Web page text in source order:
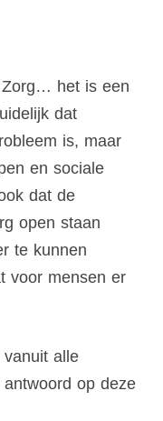
het is een
dat
is, maar
en sociale
dat de
open staan
te kunnen
voor mensen er
alle
op deze